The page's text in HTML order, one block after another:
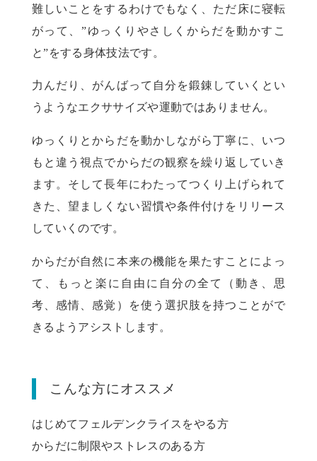
難しいことをするわけでもなく、ただ床に寝転
がって、”ゆっくりやさしくからだを動かすこ
と”をする身体技法です。
力んだり、がんばって自分を鍛錬していくとい
うようなエクササイズや運動ではありません。
ゆっくりとからだを動かしながら丁寧に、いつ
もと違う視点でからだの観察を繰り返していき
ます。そして長年にわたってつくり上げられて
きた、望ましくない習慣や条件付けをリリース
していくのです。
からだが自然に本来の機能を果たすことによっ
て、もっと楽に自由に自分の全て（動き、思
考、感情、感覚）を使う選択肢を持つことがで
きるようアシストします。
こんな方にオススメ
はじめてフェルデンクライスをやる方
からだに制限やストレスのある方